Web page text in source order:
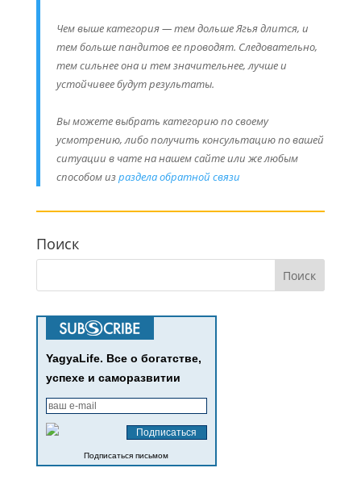
Чем выше категория — тем дольше Ягья длится, и
тем больше пандитов ее проводят. Следовательно,
тем сильнее она и тем значительнее, лучше и
устойчивее будут результаты.
Вы можете выбрать категорию по своему
усмотрению, либо получить консультацию по вашей
ситуации в чате на нашем сайтеили же любым
способом израздела обратной связи
Поиск
YagyaLife. Все о богатстве,
успехе и саморазвитии
Подписаться письмом